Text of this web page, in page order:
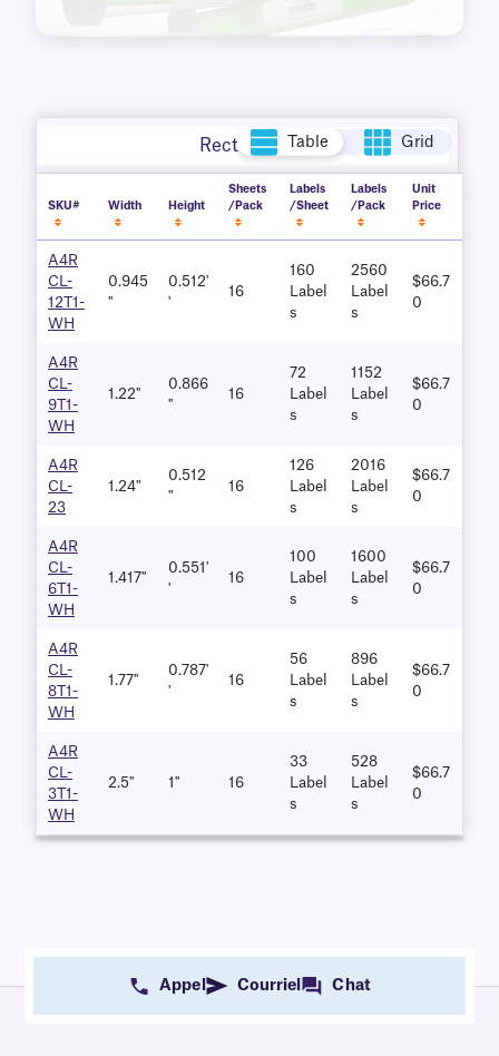
Rectangle Table Grid
SKU# Width Height
Sheets
/Pack
Labels
/Sheet
Labels
/Pack
Unit
Price
A4R
CL-
12T1-
WH
0.945
''
0.512'
'
16
160
Label
S
2560
Label
S
$66.7
0
A4R
CL-
9T1-
WH
1.22''
0.866
''
16
72
Label
S
1152
Label
S
$66.7
0
A4R
CL-
23
1.24"
0.512
"
16
126
Label
S
2016
Label
S
$66.7
0
A4R
CL-
6T1-
WH
1.417''
0.551'
'
16
100
Label
S
1600
Label
S
$66.7
0
A4R
CL-
8T1-
WH
1.77''
0.787'
'
16
56
Label
S
896
Label
S
$66.7
0
A4R
CL-
3T1-
WH
2.5'' 1'' 16
33
Label
S
528
Label
S
$66.7
0
Appel Courriel Chat